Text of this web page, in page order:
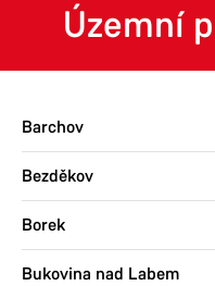
Územní
Barchov
Bezděkov
Borek
Bukovina nad Labem